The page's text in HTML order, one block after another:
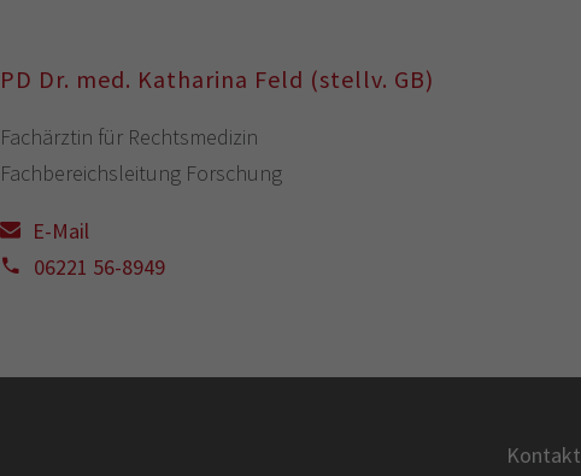
PD Dr. med. Katharina Feld (stellv. GB)
Fachärztin für Rechtsmedizin
Fachbereichsleitung Forschung
E-Mail
06221 56-8949
Kontakt